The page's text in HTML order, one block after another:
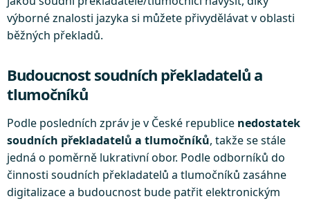
výborné znalosti jazyka si můžete přivydělávat v oblasti
běžných překladů.
Budoucnost soudních překladatelů a
tlumočníků
Podle posledních zpráv je v České republice nedostatek
soudních překladatelů a tlumočníků, takže se stále
jedná o poměrně lukrativní obor. Podle odborníků do
činnosti soudních překladatelů a tlumočníků zasáhne
digitalizace a budoucnost bude patřit elektronickým